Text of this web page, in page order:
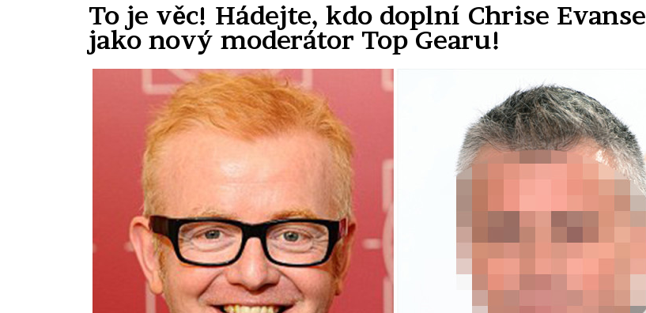
To je věc! Hádejte, kdo doplní Chrise Evanse
jako nový moderátor Top Gearu!